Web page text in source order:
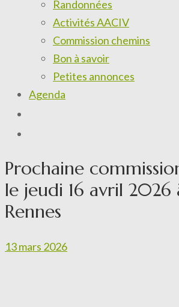
Randonnées
Activités AACIV
Commission chemins
Bon à savoir
Petites annonces
Agenda
Prochaine
le jeudi 16 avril 2026
Rennes
13 mars 2026